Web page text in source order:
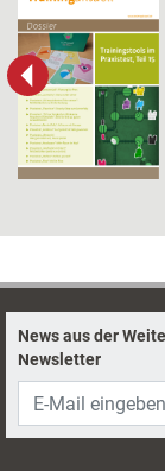
News aus der
Newsletter